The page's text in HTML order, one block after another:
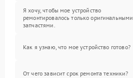
Я хочу, чтобы мое устройство
ремонтировалось только оригинальными
запчастями.
Как я узнаю, что мое устройство готово?
От чего зависит срок ремонта техники?